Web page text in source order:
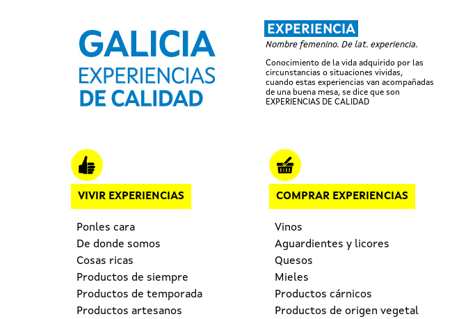
EXPERIENCIA
Nombre femenino. De lat. experiencia.
Conocimiento de la vida adquirido por las
circunstancias o situaciones vividas,
cuando estas experiencias van acompañadas
de una buena mesa, se dice que son
EXPERIENCIAS DE CALIDAD
VIVIR EXPERIENCIAS
Ponles cara
De donde somos
Cosas ricas
Productos de siempre
Productos de temporada
Productos artesanos
COMPRAR EXPERIENCIAS
Vinos
Aguardientes y licores
Quesos
Mieles
Productos cárnicos
Productos de origen vegetal